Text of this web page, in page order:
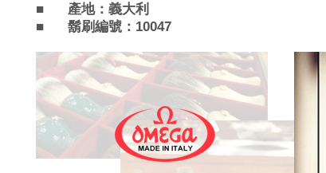
■ 產地：義大利
■ 鬍刷編號：10047